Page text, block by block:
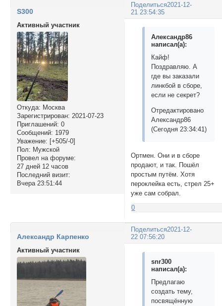
Поделиться2021-12-
21 23:54:35
S300
Активный участник
Откуда: Москва
Зарегистрирован: 2021-07-23
Приглашений: 0
Сообщений: 1979
Уважение: [+505/-0]
Пол: Мужской
Провел на форуме:
27 дней 12 часов
Последний визит:
Вчера 23:51:44
Александр86
написал(а):
Кайф!
Поздравляю. А
где вы заказали
линкбой в сборе,
если не секрет?
Отредактировано
Александр86
(Сегодня 23:34:41)
Ортмен. Они и в сборе
продают, и так. Пошёл
простым путём. Хотя
пероклейка есть, стрел 25+
уже сам собрал.
0
Поделиться2021-12-
22 07:56:20
Александр Карпенко
Активный участник
snr300
написал(а):
Предлагаю
создать тему,
посвящённую